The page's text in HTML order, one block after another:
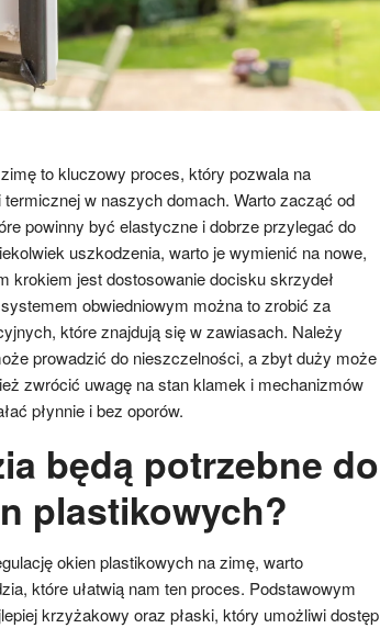
to kluczowy proces, który pozwala na
w naszych domach. Warto zacząć od
powinny być elastyczne i dobrze przylegać do
uszkodzenia, warto je wymienić na nowe,
krokiem jest dostosowanie docisku skrzydeł
obwiedniowym można to zrobić za
które znajdują się w zawiasach. Należy
prowadzić do nieszczelności, a zbyt duży może
zwrócić uwagę na stan klamek i mechanizmów
płynnie i bez oporów.
będą potrzebne do
plastikowych?
okien plastikowych na zimę, warto
które ułatwią nam ten proces. Podstawowym
krzyżakowy oraz płaski, który umożliwi dostęp